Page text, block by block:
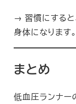
→ 習慣にすると
身体になります。
まとめ
低血圧ランナー